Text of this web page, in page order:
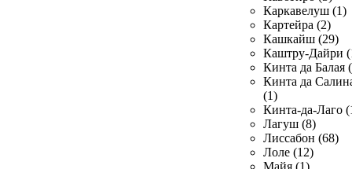
Каркавелуш (1)
Картейра (2)
Кашкайш (29)
Каштру-Дайри
Кинта да Балая
Кинта да
(1)
Кинта-да-Лаго
Лагуш (8)
Лиссабон (68)
Лоле (12)
Майя (1)